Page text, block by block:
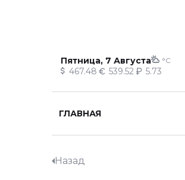
Пятница, 7 Августа °C
467.48 539.52 5.73
ГЛАВНАЯ
Назад